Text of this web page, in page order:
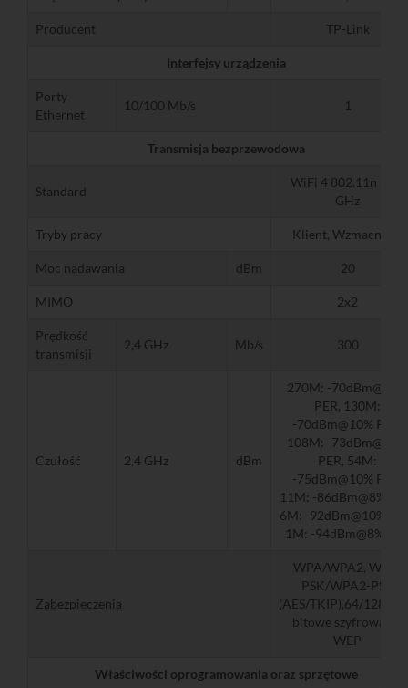
Producent TP-Link
Interfejsy urządzenia
Porty
Ethernet
10/100 Mb/s 1
Transmisja bezprzewodowa
Standard
WiFi 4 802.11n - 2,4
GHz
Tryby pracy Klient, Wzmacniacz
Moc nadawania dBm 20
MIMO 2x2
Prędkość
transmisji
2,4 GHz Mb/s 300
Czułość 2,4 GHz dBm
270M: -70dBm@10%
PER, 130M:
-70dBm@10% PER,
108M: -73dBm@10%
PER, 54M:
-75dBm@10% PER,
11M: -86dBm@8%
6M: -92dBm@10%
1M: -94dBm@8%
Zabezpieczenia
WPA/WPA2, WPA-
PSK/WPA2-PSK
(AES/TKIP),64/128/
bitowe szyfrowanie
WEP
Właściwości oprogramowania oraz sprzętowe